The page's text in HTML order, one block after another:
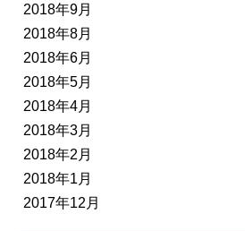
2018年9月
2018年8月
2018年6月
2018年5月
2018年4月
2018年3月
2018年2月
2018年1月
2017年12月